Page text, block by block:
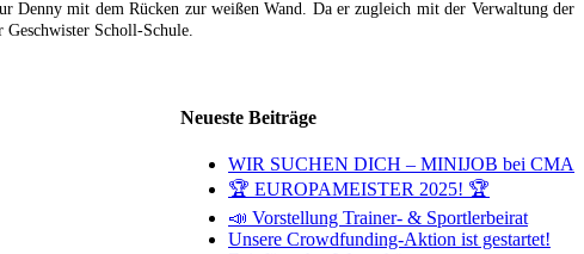
Denny mit dem Rücken zur weißen Wand. Da er zugleich mit der Verwaltung der
Geschwister Scholl-Schule.
Neueste Beiträge
WIR SUCHEN DICH – MINIJOB bei CMA
🏆 EUROPAMEISTER 2025! 🏆
📣 Vorstellung Trainer- & Sportlerbeirat
Unsere Crowdfunding-Aktion ist gestartet!